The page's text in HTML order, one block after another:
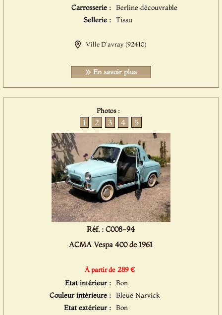
Carrosserie : Berline découvrable
Sellerie : Tissu
Ville D'avray (92410)
En savoir plus
Photos :
1 2 3 4 5
Réf. : C008-94
ACMA Vespa 400 de 1961
À partir de 289 €
Etat intérieur : Bon
Couleur intérieure : Bleue Narvick
Etat extérieur : Bon